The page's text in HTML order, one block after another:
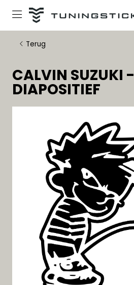
Terug
CALVIN SUZUKI -
DIAPOSITIEF